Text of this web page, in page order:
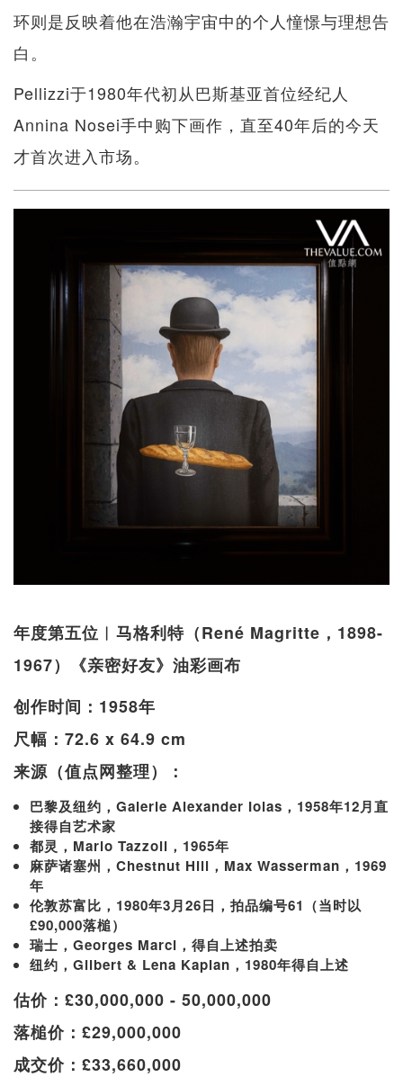
环则是反映着他在浩瀚宇宙中的个人憧憬与理想告
白。
Pellizzi于1980年代初从巴斯基亚首位经纪人
Annina Nosei手中购下画作，直至40年后的今天
才首次进入市场。
年度第五位︱马格利特（René Magritte，1898-
1967）《亲密好友》油彩画布
创作时间：1958年
尺幅：72.6 x 64.9 cm
来源（值点网整理）：
巴黎及纽约，Galerie Alexander Iolas，1958年12月直
接得自艺术家
都灵，Mario Tazzoli，1965年
麻萨诸塞州，Chestnut Hill，Max Wasserman，1969
年
伦敦苏富比，1980年3月26日，拍品编号61（当时以
£90,000落槌）
瑞士，Georges Marci，得自上述拍卖
纽约，Gilbert & Lena Kaplan，1980年得自上述
估价：£30,000,000 - 50,000,000
落槌价：£29,000,000
成交价：£33,660,000